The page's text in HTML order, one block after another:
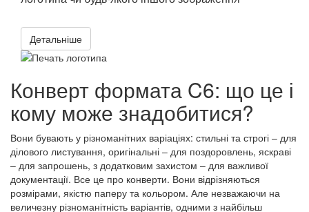
Детальніше
Конверт формата C6: що це і
кому може знадобитися?
Вони бувають у різноманітних варіаціях: стильні та строгі – для
ділового листування, оригінальні – для поздоровлень, яскраві
– для запрошень, з додатковим захистом – для важливої ​​
документації. Все це про конверти. Вони відрізняються
розмірами, якістю паперу та кольором. Але незважаючи на
величезну різноманітність варіантів, одними з найбільш